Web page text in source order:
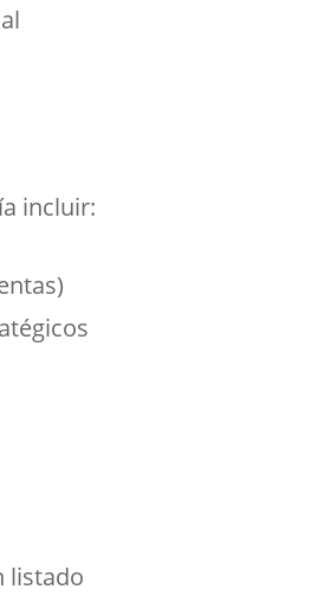
incluir:
listado